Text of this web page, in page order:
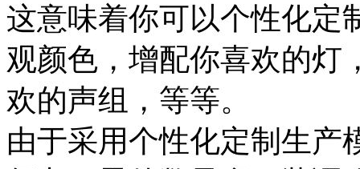
这意味着你可以个性化定
观颜色，增配你喜欢的灯
欢的声组，等等。
由于采用个性化定制生产